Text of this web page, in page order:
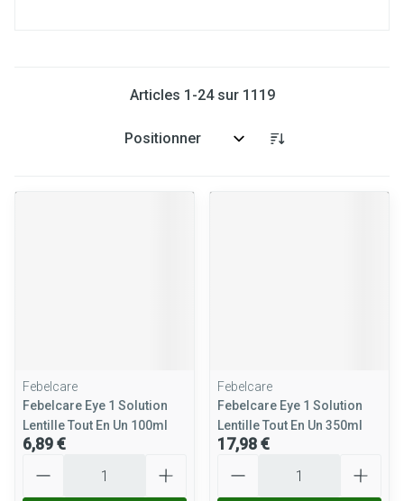
Articles 1 -24sur 1119
Trier par:
Febelcare
Febelcare Eye 1 Solution
Lentille Tout En Un 100ml
6,89 €
Febelcare
Febelcare Eye 1 Solution
Lentille Tout En Un 350ml
17,98 €